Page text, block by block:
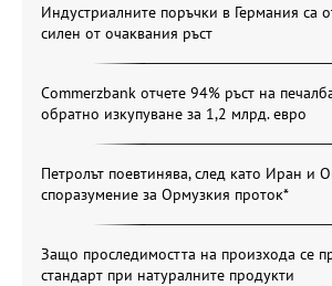
Индустриалните поръчки в Германия са
силен от очаквания ръст
Commerzbank отчете 94% ръст на
обратно изкупуване за 1,2 млрд. евро
Петролът поевтинява, след като Иран и
споразумение за Ормузкия проток*
Защо проследимостта на произхода се
стандарт при натуралните продукти